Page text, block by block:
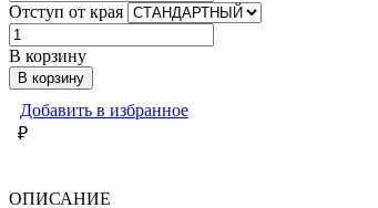
Отступ от края
Количество
товара
РЫБКА
РИСУНОК
В корзину
В корзину
Добавить в избранное
₽
ОПИСАНИЕ